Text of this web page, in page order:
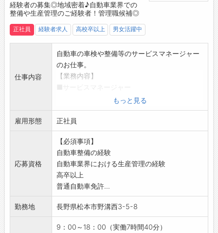
フで、職場環境や業務改善のための「クリアミ
情報共有と相互理解を図っています。
・社員同士が称讃の言葉を贈り合う「スマイル
カード」によって感謝の気持ちを大切にし、健
康診断受診や有給取得の推進など、社員が安心
して働き続けるための取組みも行っています◎
■仕事で苦労したこと・面白さ・やりがい（サ
ービスエンジニア担当）
故障して困っていたお客様から、直した後に
「ありがとう」と感謝されたときは嬉しいで
す。
以前「加速しない」という車を診断して修理
し、納品した後にまた返ってきたことがありま
した。
再度調べると別の原因もあったことがわかり、
2度目は無事納品できてほっとしました。
車の修理はお客様の命を預かる面もあるので、
経験者の募集◎地域密着♪自動車業界での
整備や生産管理のご経験者！管理職候補◎
正社員 経験者求人 高校卒以上 男女活躍中
仕事内容
自動車の車検や整備等のサービスマネージャー
のお仕事。
【業務内容】
・サービス工場の統括をお願いします。
・工場における生産管理業務
・人材管理などの管理業務
・設備の保全管理
・品質管理など
【ポイント】
・自動車業界経験者の募集です◎
・整備の経験等が活かせます♪
・フロントサービス担当3名、整備担当7名のマ
ネージメントをお願いします。
【求める内容】
もっと見る
雇用形態 正社員
応募資格
【必須事項】
自動車整備の経験
自動車業界における生産管理の経験
高卒以上
普通自動車免許...
勤務地 長野県松本市野溝西3-5-8
9：00～18：00（実働7時間40分）